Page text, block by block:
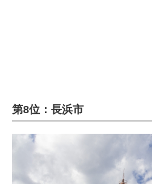
第8位：長浜市